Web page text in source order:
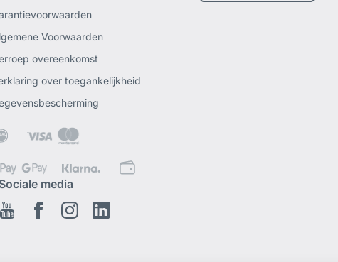
Voorwaarden
overeenkomst
over toegankelijkheid
Sociale media
Youtube FacebookInstagram